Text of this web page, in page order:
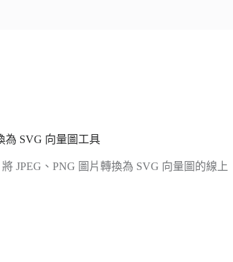
為 SVG 向量圖工具
JPEG、PNG 圖片轉換為 SVG 向量圖的線上